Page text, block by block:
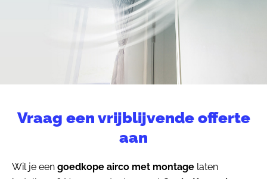
Vraag een vrijblijvende offerte
aan
Wil je een goedkope airco met montage laten